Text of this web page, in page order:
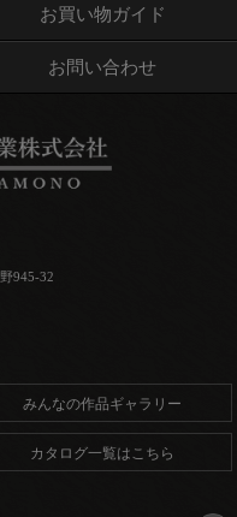
お買い物ガイド
お問い合わせ
945-32
みんなの作品ギャラリー
カタログ一覧はこちら